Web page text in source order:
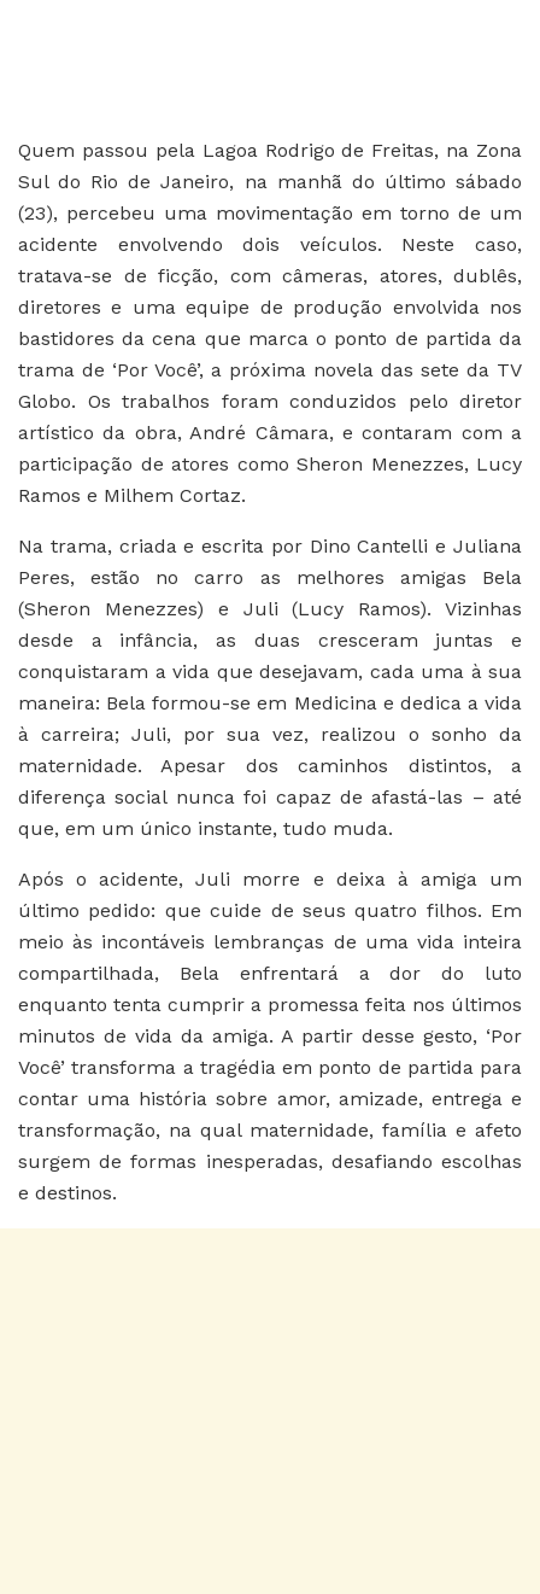
Quem passou pela Lagoa Rodrigo de Freitas, na Zona
Sul do Rio de Janeiro, na manhã do último sábado
(23), percebeu uma movimentação em torno de um
acidente envolvendo dois veículos. Neste caso,
tratava-se de ficção, com câmeras, atores, dublês,
diretores e uma equipe de produção envolvida nos
bastidores da cena que marca o ponto de partida da
trama de ‘Por Você’, a próxima novela das sete da TV
Globo. Os trabalhos foram conduzidos pelo diretor
artístico da obra, André Câmara, e contaram com a
participação de atores como Sheron Menezzes, Lucy
Ramos e Milhem Cortaz.
Na trama, criada e escrita por Dino Cantelli e Juliana
Peres, estão no carro as melhores amigas Bela
(Sheron Menezzes) e Juli (Lucy Ramos). Vizinhas
desde a infância, as duas cresceram juntas e
conquistaram a vida que desejavam, cada uma à sua
maneira: Bela formou-se em Medicina e dedica a vida
à carreira; Juli, por sua vez, realizou o sonho da
maternidade. Apesar dos caminhos distintos, a
diferença social nunca foi capaz de afastá-las – até
que, em um único instante, tudo muda.
Após o acidente, Juli morre e deixa à amiga um
último pedido: que cuide de seus quatro filhos. Em
meio às incontáveis lembranças de uma vida inteira
compartilhada, Bela enfrentará a dor do luto
enquanto tenta cumprir a promessa feita nos últimos
minutos de vida da amiga. A partir desse gesto, ‘Por
Você’ transforma a tragédia em ponto de partida para
contar uma história sobre amor, amizade, entrega e
transformação, na qual maternidade, família e afeto
surgem de formas inesperadas, desafiando escolhas
e destinos.